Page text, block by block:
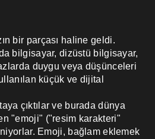
bir parçası haline geldi.
bilgisayar, dizüstü bilgisayar,
duygu veya düşünceleri
küçük ve dijital
çıktılar ve burada dünya
"emoji" ("resim karakteri"
Emoji, bağlam eklemek